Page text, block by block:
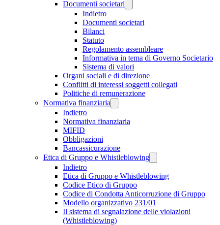
Documenti societari
Indietro
Documenti societari
Bilanci
Statuto
Regolamento assembleare
Informativa in tema di Governo Societario
Sistema di valori
Organi sociali e di direzione
Conflitti di interessi soggetti collegati
Politiche di remunerazione
Normativa finanziaria
Indietro
Normativa finanziaria
MIFID
Obbligazioni
Bancassicurazione
Etica di Gruppo e Whistleblowing
Indietro
Etica di Gruppo e Whistleblowing
Codice Etico di Gruppo
Codice di Condotta Anticorruzione di Gruppo
Modello organizzativo 231/01
Il sistema di segnalazione delle violazioni
(Whistleblowing)